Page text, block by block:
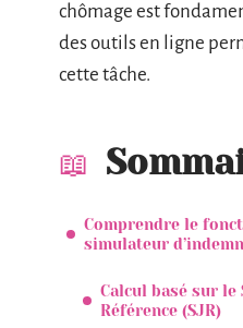
chômage est
des outils en ligne
cette tâche.
Comprendre le
simulateur
Calcul basé sur
Référence (SJR)